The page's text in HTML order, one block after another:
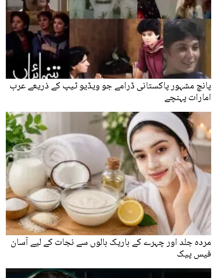
پانچ مشہور پاکستانی ڈرامے جو ویڈیو ٹیپ کے ذریعے عرب
امارات پہنچے
مردہ جلد اور چہرے کے باریک بالوں سے نجات کے لیے آسان
فیس پیک